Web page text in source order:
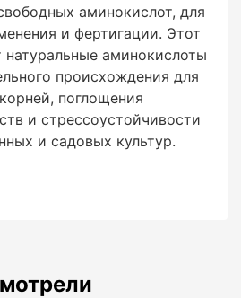
аминокислот, для
и фертигации. Этот
аминокислоты
происхождения для
поглощения
и стрессоустойчивости
и садовых культур.